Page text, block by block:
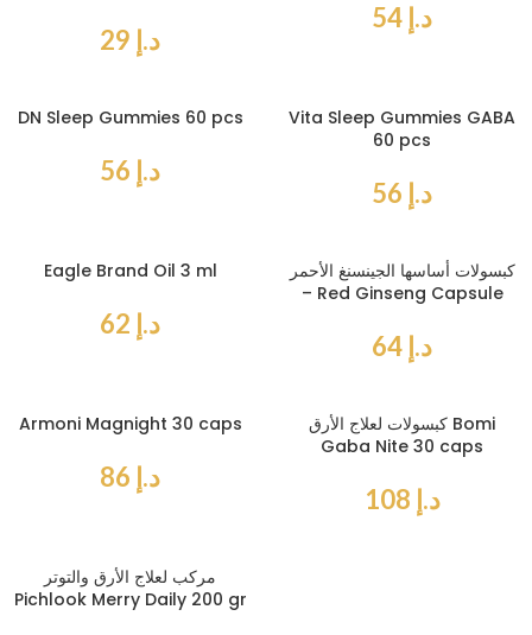
د.إ
د.إ
DN Sleep Gummies 60 pcs
د.إ
Vita Sleep Gummies GABA
60 pcs
د.إ
Eagle Brand Oil 3 ml
د.إ
كبسولات أساسها الجينسنغ الأحمر
– Red Ginseng Capsule
د.إ
Armoni Magnight 30 caps
د.إ
كبسولات لعلاج الأرق Bomi
Gaba Nite 30 caps
د.إ
مركب لعلاج الأرق والتوتر
Pichlook Merry Daily 200 gr